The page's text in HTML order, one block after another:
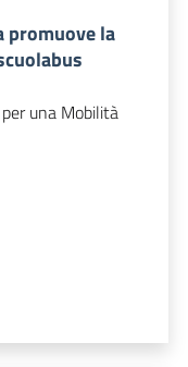
promuove la
una Mobilità